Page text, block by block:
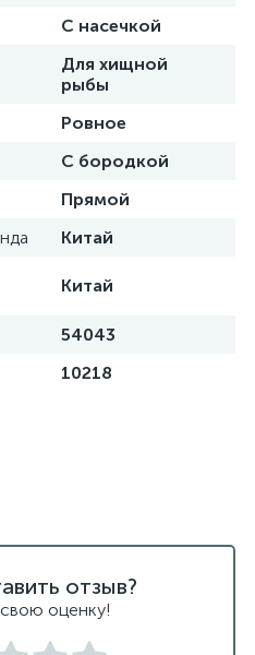
С насечкой
Для хищной
рыбы
Ровное
С бородкой
Прямой
Китай
Китай
54043
10218
отзыв?
оценку!